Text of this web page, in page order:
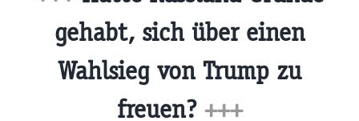
gehabt, sich über einen
Wahlsieg von Trump zu
freuen? +++